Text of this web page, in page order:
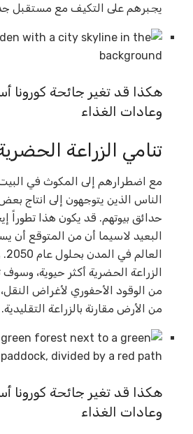
يجبرهم على التكيف مع مستقبل
هكذا قد تغير جائحة كورونا
وعادات الغذاء
تنامي الزراعة
مع اضطرارهم إلى المكوث في
الناس الذين يتوجهون إلى انتاج
حدائق بيوتهم. قد يكون هذا تطوراً
البعيد لاسيما أن من المتوقع أن
الزراعة الحضرية أكثر حيوية،
من الوقود الأحفوري لأغراض
من الأرض مقارنة بالزراعة التقليدية.
هكذا قد تغير جائحة كورونا
وعادات الغذاء